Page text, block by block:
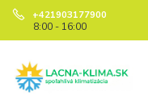
+421903177900
8:00 - 16:00